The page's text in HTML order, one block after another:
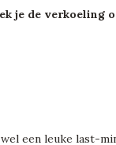
je de verkoeling
een leuke last-